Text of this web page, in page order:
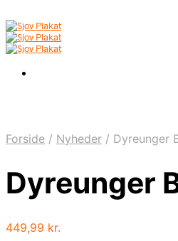
Forside / Nyheder / Dyreunger
Dyreunger
449,99 kr.